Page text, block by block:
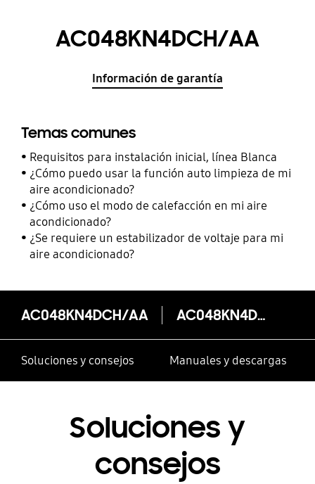
AC048KN4DCH/AA
Información de garantía
Temas comunes
Requisitos para instalación inicial, línea Blanca
¿Cómo puedo usar la función auto limpieza de mi
aire acondicionado?
¿Cómo uso el modo de calefacción en mi aire
acondicionado?
¿Se requiere un estabilizador de voltaje para mi
aire acondicionado?
AC048KN4DCH/AA AC048KN4DCH/AA
Soluciones y consejos Manuales y descargas
Soluciones y
consejos